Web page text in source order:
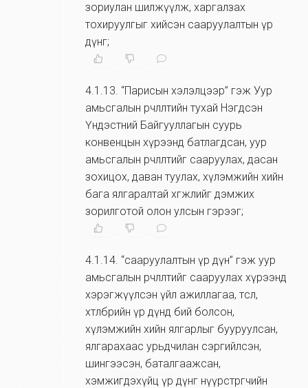
зориулан шилжүүлж, харгалзах
тохируулгыг хийсэн сааруулалтын үр
дүнг;
4.1.13. “Парисын хэлэлцээр” гэж Уур
амьсгалын өөрчлөлтийн тухай Нэгдсэн
Үндэстний Байгууллагын суурь
конвенцын хүрээнд батлагдсан, уур
амьсгалын өөрчлөлтийг сааруулах, дасан
зохицох, даван туулах, хүлэмжийн хийн
бага ялгаралтай хөгжлийг дэмжих
зорилготой олон улсын гэрээг;
4.1.14. “сааруулалтын үр дүн” гэж уур
амьсгалын өөрчлөлтийг сааруулах хүрээнд
хэрэгжүүлсэн үйл ажиллагаа, төсөл,
хөтөлбөрийн үр дүнд бий болсон,
хүлэмжийн хийн ялгарлыг бууруулсан,
ялгарахаас урьдчилан сэргийлсэн,
шингээсэн, баталгаажсан,
хэмжигдэхүйц үр дүнг нүүрстөрөгчийн